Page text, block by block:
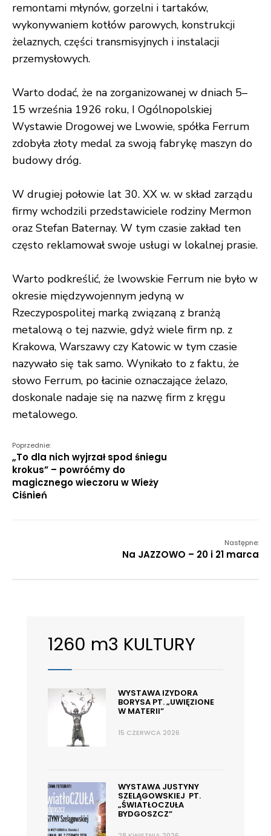
remontami młynów, gorzelni i tartaków,
wykonywaniem kotłów parowych, konstrukcji
żelaznych, części transmisyjnych i instalacji
przemysłowych.
Warto dodać, że na zorganizowanej w dniach 5–
15 września 1926 roku, I Ogólnopolskiej
Wystawie Drogowej we Lwowie, spółka Ferrum
zdobyła złoty medal za swoją fabrykę maszyn do
budowy dróg.
W drugiej połowie lat 30. XX w. w skład zarządu
firmy wchodzili przedstawiciele rodziny Mermon
oraz Stefan Baternay. W tym czasie zakład ten
często reklamował swoje usługi w lokalnej prasie.
Warto podkreślić, że lwowskie Ferrum nie było w
okresie międzywojennym jedyną w
Rzeczypospolitej marką związaną z branżą
metalową o tej nazwie, gdyż wiele firm np. z
Krakowa, Warszawy czy Katowic w tym czasie
nazywało się tak samo. Wynikało to z faktu, że
słowo Ferrum, po łacinie oznaczające żelazo,
doskonale nadaje się na nazwę firm z kręgu
metalowego.
Poprzednie:
„To dla nich wyjrzał spod śniegu
krokus” – powróćmy do
magicznego wieczoru w Wieży
Ciśnień
Następne:
Na JAZZOWO – 20 i 21 marca
1260 m3 KULTURY
WYSTAWA IZYDORA
BORYSA PT. „UWIĘZIONE
W MATERII”
15 CZERWCA 2026
WYSTAWA JUSTYNY
SZELĄGOWSKIEJ PT.
„ŚWIATŁOCZUŁA
BYDGOSZCZ”